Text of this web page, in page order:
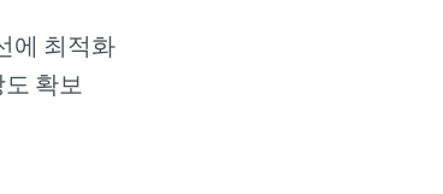
에 최적화
확보